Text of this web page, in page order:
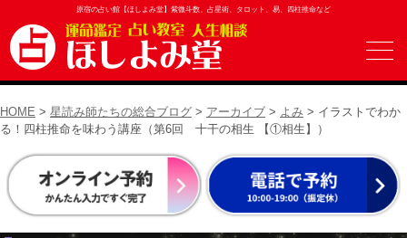
原宿の占い館【ほしよみ堂】紫微斗数、占星術、タロット、易、四柱推命など
HOME > 星読み師たちの総合ブログ > アーカイブ > よみ > イラストでわか
る！四柱推命を味わう講座（第6回 十干の相生 【①相生】）